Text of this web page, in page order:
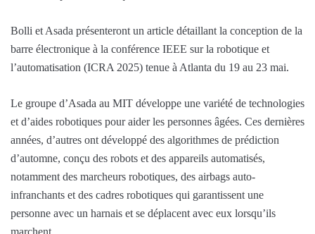
Bolli et Asada présenteront un article détaillant la conception de la
barre électronique à la conférence IEEE sur la robotique et
l’automatisation (ICRA 2025) tenue à Atlanta du 19 au 23 mai.
Le groupe d’Asada au MIT développe une variété de technologies
et d’aides robotiques pour aider les personnes âgées. Ces dernières
années, d’autres ont développé des algorithmes de prédiction
d’automne, conçu des robots et des appareils automatisés,
notamment des marcheurs robotiques, des airbags auto-
infranchants et des cadres robotiques qui garantissent une
personne avec un harnais et se déplacent avec eux lorsqu’ils
marchent.